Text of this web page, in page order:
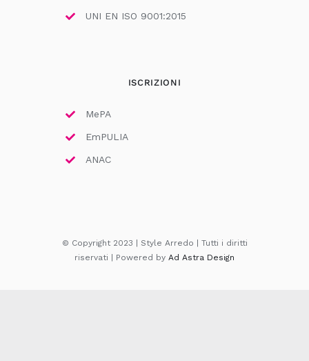
UNI EN ISO 9001:2015
ISCRIZIONI
MePA
EmPULIA
ANAC
© Copyright 2023 | Style Arredo | Tutti i diritti
riservati | Powered by Ad Astra Design